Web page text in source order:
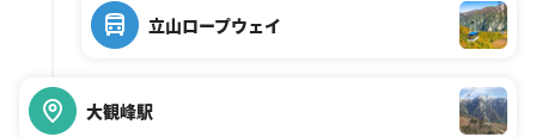
立山ロープウェイ
大観峰駅